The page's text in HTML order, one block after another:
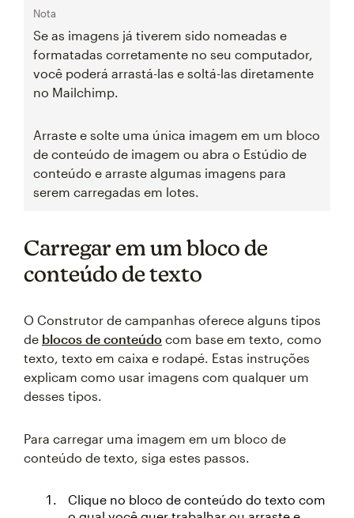
Nota
Se as imagens já tiverem sido nomeadas e
formatadas corretamente no seu computador,
você poderá arrastá-las e soltá-las diretamente
no Mailchimp.
Arraste e solte uma única imagem em um bloco
de conteúdo de imagem ou abra o Estúdio de
conteúdo e arraste algumas imagens para
serem carregadas em lotes.
Carregar em um bloco de
conteúdo de texto
O Construtor de campanhas oferece alguns tipos
de blocos de conteúdo com base em texto, como
texto, texto em caixa e rodapé. Estas instruções
explicam como usar imagens com qualquer um
desses tipos.
Para carregar uma imagem em um bloco de
conteúdo de texto, siga estes passos.
Clique no bloco de conteúdo do texto com